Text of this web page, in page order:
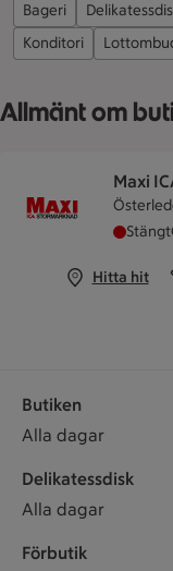
Bageri
Konditori
Allmänt om
Maxi
Maxi
Stängt
Hitta hit
Butiken
Butiken öppet: Alla
Alla dagar
Delikatessdisk
Delikatessdisk
Alla dagar
Förbutik